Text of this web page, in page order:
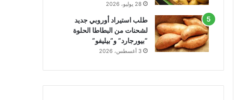
28 يوليو، 2026
طلب استيراد أوروبي جديد
لشحنات من البطاطا الحلوة
“بيورجارد” و”بيليفو”
3 أغسطس، 2026